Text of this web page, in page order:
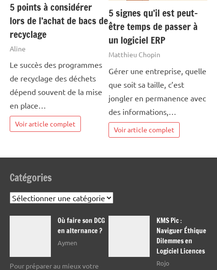
5 points à considérer
lors de l’achat de bacs de
recyclage
Aline
Le succès des programmes
de recyclage des déchets
dépend souvent de la mise
en place…
Voir article complet
5 signes qu’il est peut-
être temps de passer à
un logiciel ERP
Matthieu Chopin
Gérer une entreprise, quelle
que soit sa taille, c’est
jongler en permanence avec
des informations,…
Voir article complet
Catégories
Catégories
Où faire son DCG
en alternance ?
Aymen
Pour préparer au mieux votre
KMS Pic :
Naviguer Éthique
Dilemmes en
Logiciel Licences
Rojo